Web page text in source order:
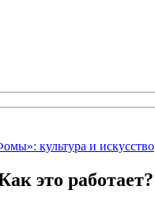
культура и искусство
это работает?